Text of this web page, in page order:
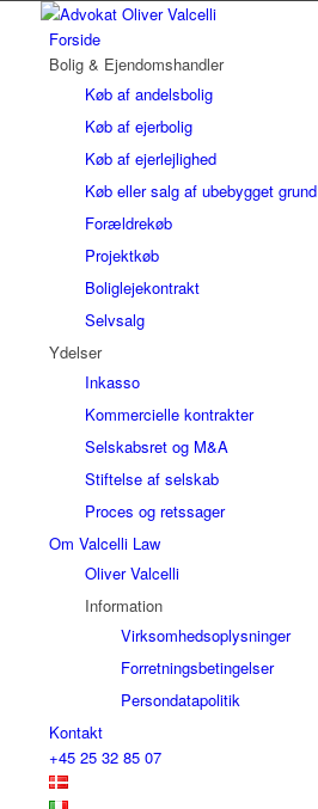
Forside
Bolig & Ejendomshandler
Køb af andelsbolig
Køb af ejerbolig
Køb af ejerlejlighed
Køb eller salg af ubebygget grund
Forældrekøb
Projektkøb
Boliglejekontrakt
Selvsalg
Ydelser
Inkasso
Kommercielle kontrakter
Selskabsret og M&A
Stiftelse af selskab
Proces og retssager
Om Valcelli Law
Oliver Valcelli
Information
Virksomhedsoplysninger
Forretningsbetingelser
Persondatapolitik
Kontakt
+45 25 32 85 07